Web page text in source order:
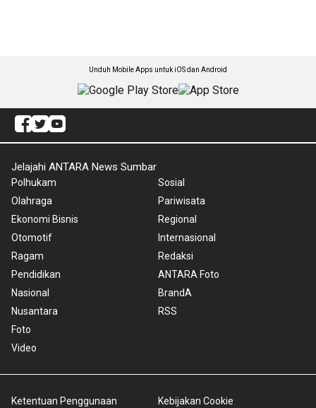
Unduh Mobile Apps untuk iOS dan Android
Jelajahi ANTARA News Sumbar
Polhukam
Olahraga
Ekonomi Bisnis
Otomotif
Ragam
Pendidikan
Nasional
Nusantara
Foto
Video
Sosial
Pariwisata
Regional
Internasional
Redaksi
ANTARA Foto
BrandA
RSS
Ketentuan Penggunaan Kebijakan Cookie